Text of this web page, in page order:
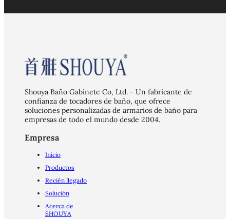
Shouya Baño Gabinete Co, Ltd. - Un fabricante de
confianza de tocadores de baño, que ofrece
soluciones personalizadas de armarios de baño para
empresas de todo el mundo desde 2004.
Empresa
Inicio
Productos
Recién llegado
Solución
Acerca de
SHOUYA